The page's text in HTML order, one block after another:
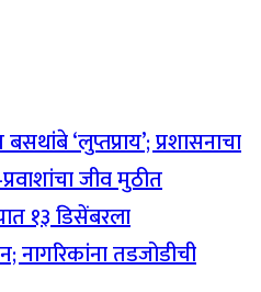
‘लुप्तप्राय’; प्रशासनाचा
जीव मुठीत
१३ डिसेंबरला
तडजोडीची